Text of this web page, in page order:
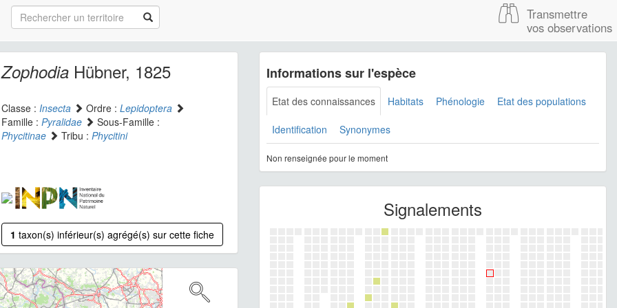
Transmettre
vos observations
ZophodiaHübner, 1825
Classe : Insecta Ordre : Lepidoptera
Famille : Pyralidae
Sous-Famille :
Phycitinae
Tribu : Phycitini
1 taxon(s) inférieur(s) agrégé(s) sur cette fiche
Informations sur l'espèce
Etat des connaissances Habitats Phénologie Etat des populations
Identification Synonymes
Non renseignée pour le moment
Signalements